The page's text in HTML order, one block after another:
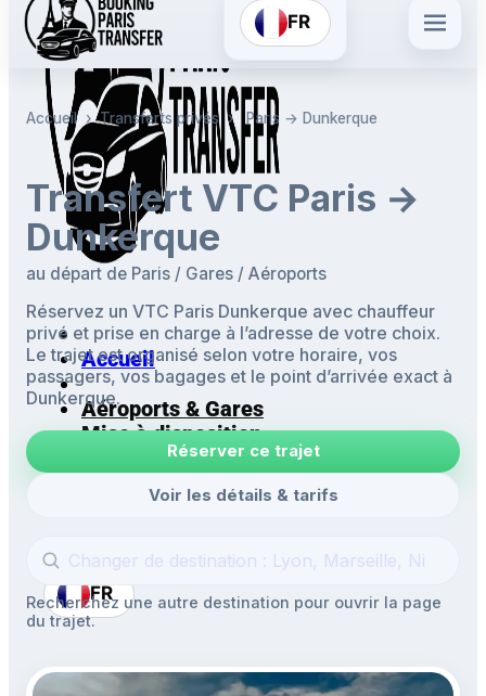
Accueil
Aéroports & Gares
Mise à disposition
Navettes
Excursions
FR
FR
Accueil › Transferts privés › Paris → Dunkerque
Transfert VTC Paris →
Dunkerque
au départ de Paris / Gares / Aéroports
Réservez un VTC Paris Dunkerque avec chauffeur
privé et prise en charge à l’adresse de votre choix.
Le trajet est organisé selon votre horaire, vos
passagers, vos bagages et le point d’arrivée exact à
Dunkerque.
Réserver ce trajet
Voir les détails & tarifs
Recherchez une autre destination pour ouvrir la page
du trajet.